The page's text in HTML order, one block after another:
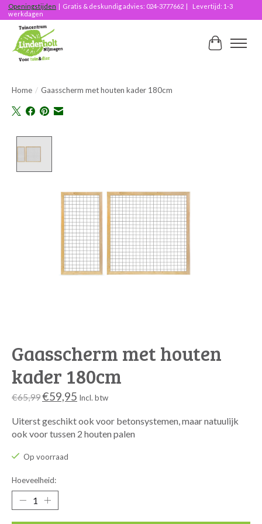
Openingstijden | Gratis & deskundig advies: 024-3777662 | Levertijd: 1-3
werkdagen
Home / Gaasscherm met houten kader 180cm
Gaasscherm met houten
kader 180cm
€65,99€59,95 Incl. btw
Uiterst geschikt ook voor betonsystemen, maar natuulijk
ook voor tussen 2 houten palen
Op voorraad
Hoeveelheid: